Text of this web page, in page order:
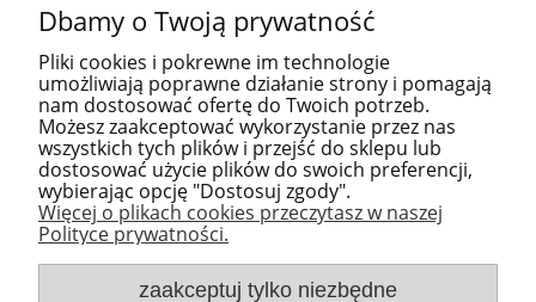
Pomoc
O firmie
Newsletter
Dbamy o Twoją prywatność
Pliki cookies i pokrewne im technologie
umożliwiają poprawne działanie strony i pomagają
nam dostosować ofertę do Twoich potrzeb.
Możesz zaakceptować wykorzystanie przez nas
wszystkich tych plików i przejść do sklepu lub
dostosować użycie plików do swoich preferencji,
wybierając opcję "Dostosuj zgody".
Więcej o plikach cookies przeczytasz w naszej
Polityce prywatności.
zaakceptuj tylko niezbędne